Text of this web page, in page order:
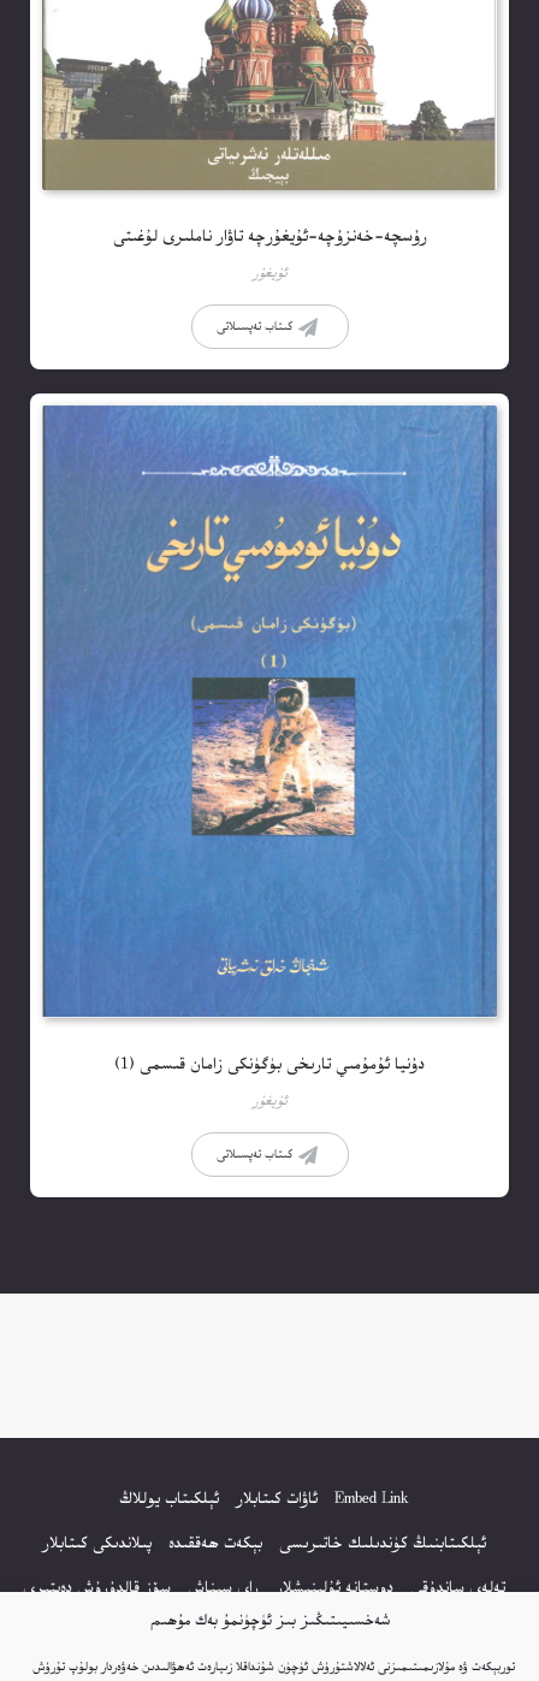
شەخسىيىتىڭىز بىز ئۈچۈنمۇ بەك مۇھىم
توربېكەت ۋە مۇلازىمىتىمىزنى ئەلالاشتۇرۇش ئۈچۈن شۇنداقلا زىيارەت ئەھۋالىدىن خەۋەردار بولۇپ تۇرۇش
رۇسچە-خەنزۇچە-ئۇيغۇرچە تاۋار ناملىرى لۇغىتى
ئۇيغۇر
كىتاب تەپسىلاتى
دۇنيا ئۇمۇمىي تارىخى بۈگۈنكى زامان قىسمى (1)
ئۇيغۇر
كىتاب تەپسىلاتى
Embed Link ئاۋات كىتابلار
ئېلكىتاب يوللاڭ
ئېلكىتابنىڭ كۈندىلىك خاتىرىسى
بېكەت ھەققىدە
پىلاندىكى كىتابلار
تەلەي ساندۇقى
دوستانە ئۇلىنىشلار راي سىناش
سۆز قالدۇرۇش دەپتىرى
كۆپ سورالغان سۇئاللار
كىتاب تىزىملىكى
مەخپىيەتلىك باياناتى